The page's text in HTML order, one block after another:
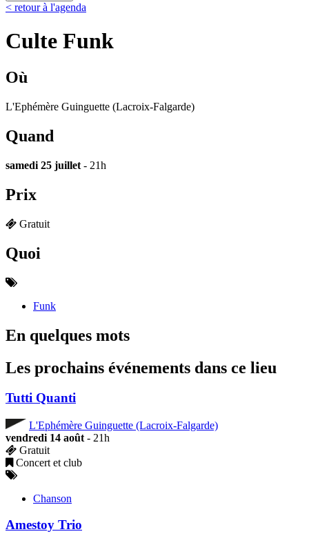
< retour à l'agenda
Culte Funk
Où
L'Ephémère Guinguette (Lacroix-Falgarde)
Quand
samedi 25 juillet - 21h
Prix
Gratuit
Quoi
Funk
En quelques mots
Les prochains événements dans ce lieu
Tutti Quanti
L'Ephémère Guinguette (Lacroix-Falgarde)
vendredi 14 août - 21h
Gratuit
Concert et club
Chanson
Amestoy Trio